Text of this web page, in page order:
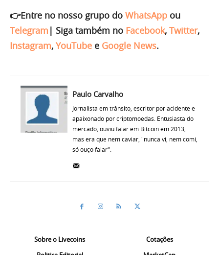
👉Entre no nosso grupo do WhatsApp ou
Telegram | Siga também no Facebook, Twitter,
Instagram, YouTube e Google News.
Paulo Carvalho
Jornalista em trânsito, escritor por acidente e
apaixonado por criptomoedas. Entusiasta do
mercado, ouviu falar em Bitcoin em 2013,
mas era que nem caviar, "nunca vi, nem comi,
só ouço falar".
Sobre o Livecoins
Cotações